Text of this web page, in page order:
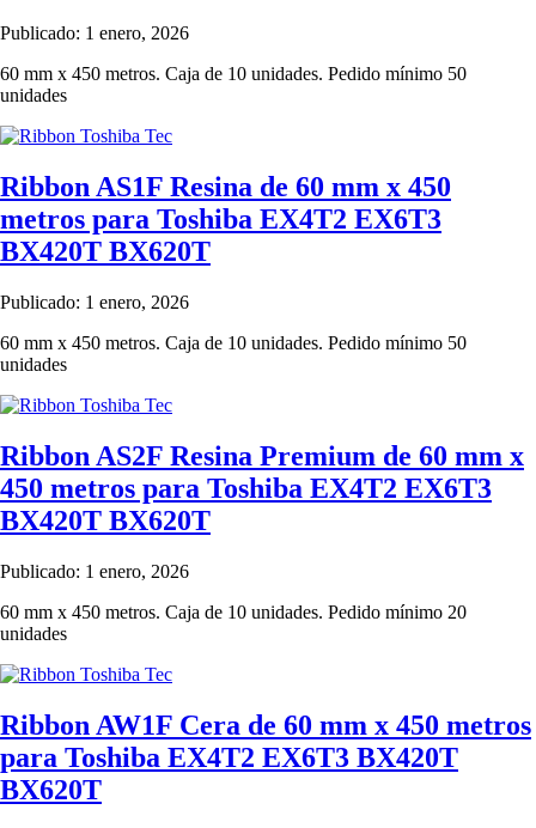
Publicado: 1 enero, 2026
60 mm x 450 metros. Caja de 10 unidades. Pedido mínimo 50
unidades
Ribbon AS1F Resina de 60 mm x 450
metros para Toshiba EX4T2 EX6T3
BX420T BX620T
Publicado: 1 enero, 2026
60 mm x 450 metros. Caja de 10 unidades. Pedido mínimo 50
unidades
Ribbon AS2F Resina Premium de 60 mm x
450 metros para Toshiba EX4T2 EX6T3
BX420T BX620T
Publicado: 1 enero, 2026
60 mm x 450 metros. Caja de 10 unidades. Pedido mínimo 20
unidades
Ribbon AW1F Cera de 60 mm x 450 metros
para Toshiba EX4T2 EX6T3 BX420T
BX620T